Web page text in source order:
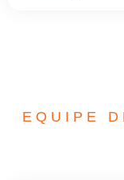
EQUIPE